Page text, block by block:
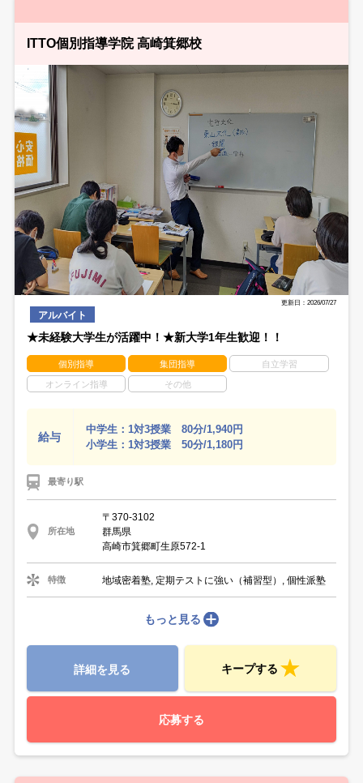
ITTO個別指導学院 高崎箕郷校
更新日：2026/07/27
アルバイト
★未経験大学生が活躍中！★新大学1年生歓迎！！
個別指導 集団指導 自立学習
オンライン指導 その他
給与
中学生：1対3授業 80分/1,940円
小学生：1対3授業 50分/1,180円
最寄り駅
所在地
〒370-3102
群馬県
高崎市箕郷町生原572-1
特徴 地域密着塾, 定期テストに強い（補習型）, 個性派塾
もっと見る
詳細を見る キープする
応募する